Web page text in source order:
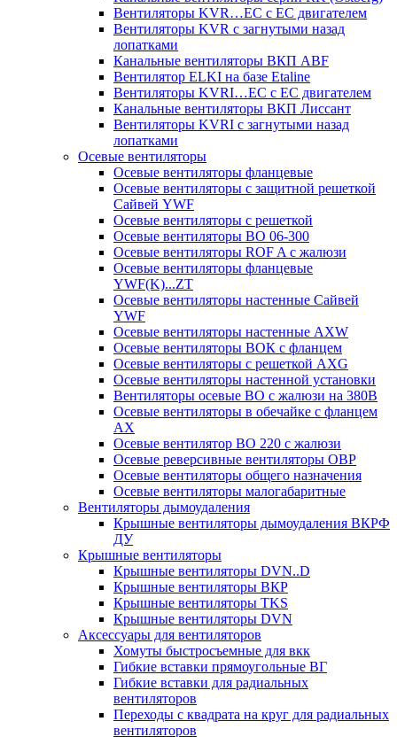
Вентиляторы KVR…EC с EC двигателем
Вентиляторы KVR с загнутыми назад
лопатками
Канальные вентиляторы ВКП ABF
Вентилятор ELKI на базе Etaline
Вентиляторы KVRI…EC c EC двигателем
Канальные вентиляторы ВКП Лиссант
Вентиляторы KVRI с загнутыми назад
лопатками
Осевые вентиляторы
Осевые вентиляторы фланцевые
Осевые вентиляторы c защитной решеткой
Сайвей YWF
Осевые вентиляторы с решеткой
Осевые вентиляторы ВО 06-300
Осевые вентиляторы ROF A с жалюзи
Осевые вентиляторы фланцевые
YWF(K)...ZT
Осевые вентиляторы настенные Сайвей
YWF
Осевые вентиляторы настенные AXW
Осевые вентиляторы ВОК с фланцем
Осевые вентиляторы с решеткой AXG
Осевые вентиляторы настенной установки
Вентиляторы осевые ВО с жалюзи на 380В
Осевые вентиляторы в обечайке с фланцем
AX
Осевые вентилятор ВО 220 с жалюзи
Осевые реверсивные вентиляторы ОВР
Осевые вентиляторы общего назначения
Осевые вентиляторы малогабаритные
Вентиляторы дымоудаления
Крышные вентиляторы дымоудаления ВКРФ
ДУ
Крышные вентиляторы
Крышные вентиляторы DVN..D
Крышные вентиляторы ВКР
Крышные вентиляторы TKS
Крышные вентиляторы DVN
Аксессуары для вентиляторов
Хомуты быстросъемные для вкк
Гибкие вставки прямоугольные ВГ
Гибкие вставки для радиальных
вентиляторов
Переходы с квадрата на круг для радиальных
вентиляторов